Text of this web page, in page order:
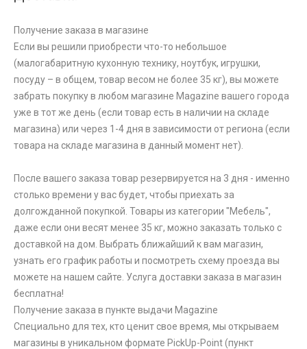
Получение заказа в магазине
Если вы решили приобрести что-то небольшое
(малогабаритную кухонную технику, ноутбук, игрушки,
посуду – в общем, товар весом не более 35 кг), вы можете
забрать покупку в любом магазине Magazine вашего города
уже в тот же день (если товар есть в наличии на складе
магазина) или через 1-4 дня в зависимости от региона (если
товара на складе магазина в данный момент нет).
После вашего заказа товар резервируется на 3 дня - именно
столько времени у вас будет, чтобы приехать за
долгожданной покупкой. Товары из категории "Мебель",
даже если они весят менее 35 кг, можно заказать только с
доставкой на дом. Выбрать ближайший к вам магазин,
узнать его график работы и посмотреть схему проезда вы
можете на нашем сайте. Услуга доставки заказа в магазин
бесплатна!
Получение заказа в пункте выдачи Magazine
Специально для тех, кто ценит свое время, мы открываем
магазины в уникальном формате PickUp-Point (пункт